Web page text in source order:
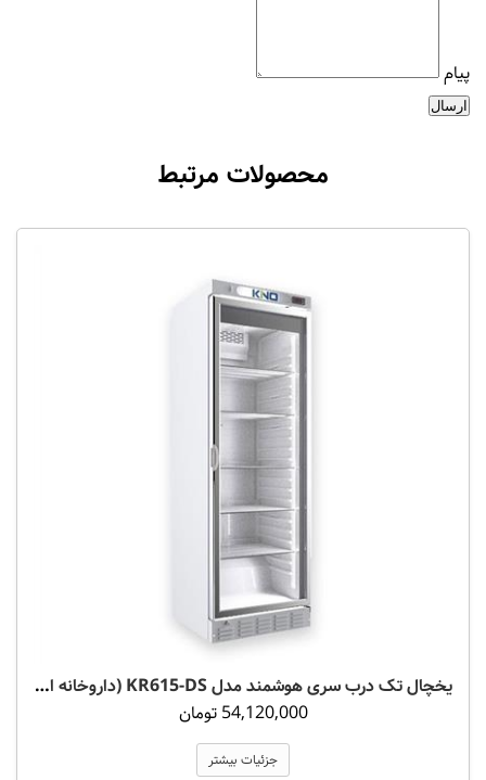
پیام
ارسال
محصولات مرتبط
یخچال تک درب سری هوشمند مدل KR615-DS (داروخانه ای)
54,120,000 تومان
جزئیات بیشتر